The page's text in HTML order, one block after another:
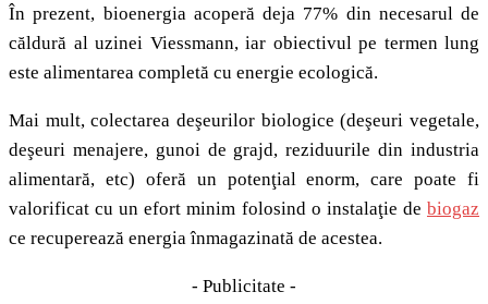
În prezent, bioenergia acoperă deja 77% din necesarul de
căldură al uzinei Viessmann, iar obiectivul pe termen lung
este alimentarea completă cu energie ecologică.
Mai mult, colectarea deşeurilor biologice (deşeuri vegetale,
deşeuri menajere, gunoi de grajd, reziduurile din industria
alimentară, etc) oferă un potenţial enorm, care poate fi
valorificat cu un efort minim folosind o instalaţie de biogaz
ce recuperează energia înmagazinată de acestea.
- Publicitate -